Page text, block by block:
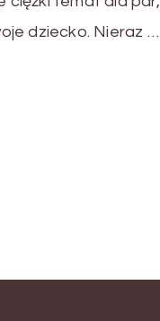
dziecko. Nieraz …